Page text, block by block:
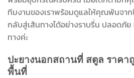
ทีมงานของเราพร้อมดูแลให้คุณพ้นจา
กลับสู่เส้นทางได้อย่างราบรื่น ปลอดภัย
ทางค่ะ
ปะยางนอกสถานที่ สตูล ราค
พื้นที่